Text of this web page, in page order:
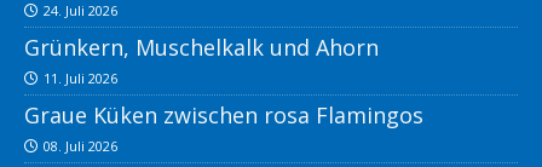
24. Juli 2026
Grünkern, Muschelkalk und Ahorn
11. Juli 2026
Graue Küken zwischen rosa Flamingos
08. Juli 2026